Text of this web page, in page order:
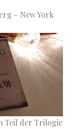
– New York
Teil der Trilogie